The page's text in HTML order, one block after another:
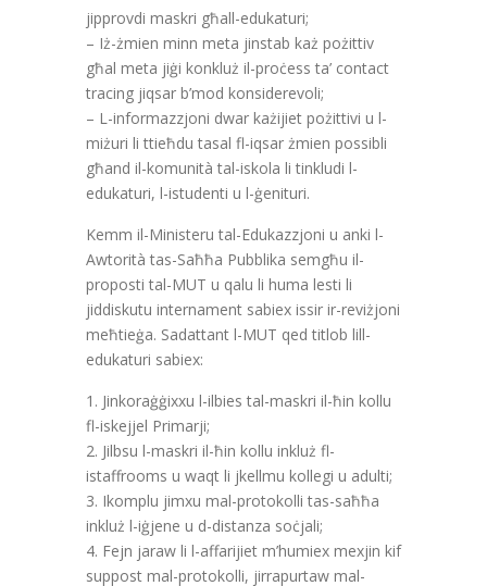
jipprovdi maskri għall-edukaturi;
– Iż-żmien minn meta jinstab każ pożittiv
għal meta jiġi konkluż il-proċess ta’ contact
tracing jiqsar b’mod konsiderevoli;
– L-informazzjoni dwar każijiet pożittivi u l-
miżuri li ttieħdu tasal fl-iqsar żmien possibli
għand il-komunità tal-iskola li tinkludi l-
edukaturi, l-istudenti u l-ġenituri.
Kemm il-Ministeru tal-Edukazzjoni u anki l-
Awtorità tas-Saħħa Pubblika semgħu il-
proposti tal-MUT u qalu li huma lesti li
jiddiskutu internament sabiex issir ir-reviżjoni
meħtieġa. Sadattant l-MUT qed titlob lill-
edukaturi sabiex:
1. Jinkoraġġixxu l-ilbies tal-maskri il-ħin kollu
fl-iskejjel Primarji;
2. Jilbsu l-maskri il-ħin kollu inkluż fl-
istaffrooms u waqt li jkellmu kollegi u adulti;
3. Ikomplu jimxu mal-protokolli tas-saħħa
inkluż l-iġjene u d-distanza soċjali;
4. Fejn jaraw li l-affarijiet m’humiex mexjin kif
suppost mal-protokolli, jirrapurtaw mal-